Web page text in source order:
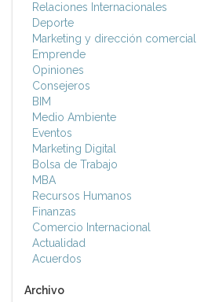
Relaciones Internacionales
Deporte
Marketing y dirección comercial
Emprende
Opiniones
Consejeros
BIM
Medio Ambiente
Eventos
Marketing Digital
Bolsa de Trabajo
MBA
Recursos Humanos
Finanzas
Comercio Internacional
Actualidad
Acuerdos
Archivo